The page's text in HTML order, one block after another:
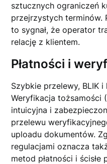
sztucznych ograniczeń
przejrzystych terminów.
to sygnał, że operator
relację z klientem.
Płatności i
Szybkie przelewy, BLIK
Weryfikacja tożsamości
intuicyjna i
przelewu
uploadu dokumentów.
regulacjami oznacza
metod płatności i ścisłe